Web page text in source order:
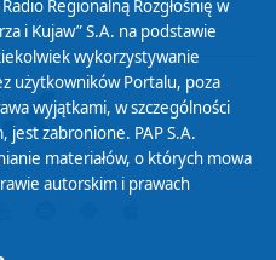
Regionalną Rozgłośnię w
i Kujaw” S.A. na podstawie
wykorzystywanie
użytkowników Portalu, poza
wyjątkami, w szczególności
zabronione. PAP S.A.
materiałów, o których mowa
autorskim i prawach